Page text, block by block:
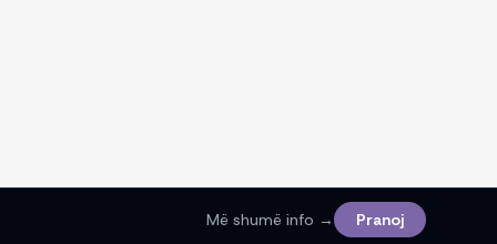
Më shumë info → Pranoj